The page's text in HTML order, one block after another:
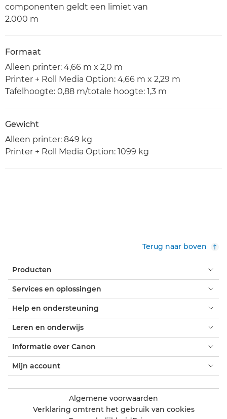
componenten geldt een limiet van
2.000 m
Formaat
Alleen printer: 4,66 m x 2,0 m
Printer + Roll Media Option: 4,66 m x 2,29 m
Tafelhoogte: 0,88 m/totale hoogte: 1,3 m
Gewicht
Alleen printer: 849 kg
Printer + Roll Media Option: 1099 kg
Terug naar boven
Producten
Services en oplossingen
Help en ondersteuning
Leren en onderwijs
Informatie over Canon
Mijn account
Algemene voorwaarden
Verklaring omtrent het gebruik van cookies